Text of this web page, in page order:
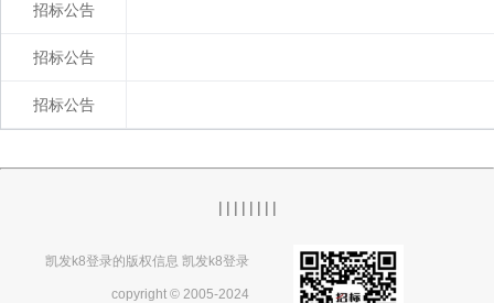
招标公告
招标公告
招标公告
| | | | | | | |
凯发k8登录的版权信息 凯发k8登录
copyright © 2005-2024